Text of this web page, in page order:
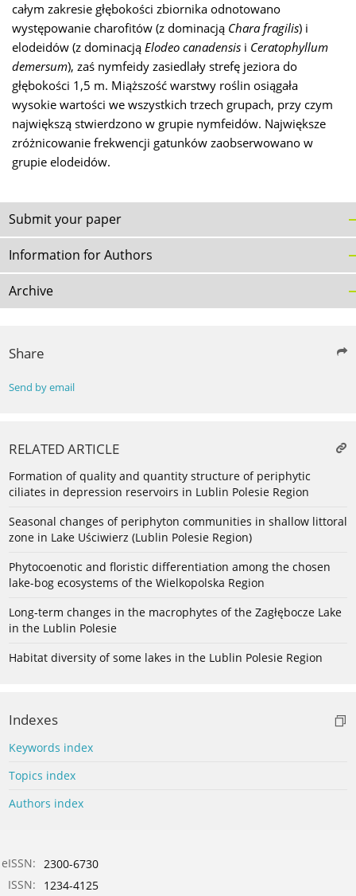
całym zakresie głębokości zbiornika odnotowano
występowanie charofitów (z dominacją Chara fragilis) i
elodeidów (z dominacjąElodeo canadensis i Ceratophyllum
demersum), zaś nymfeidy zasiedlały strefę jeziora do
głębokości 1,5 m. Miąższość warstwy roślin osiągała
wysokie wartości we wszystkich trzech grupach, przy czym
największą stwierdzono w grupie nymfeidów. Największe
zróżnicowanie frekwencji gatunków zaobserwowano w
grupie elodeidów.
Submit your paper
Information for Authors
Archive
Share
Send by email
RELATED ARTICLE
Formation of quality and quantity structure of periphytic
ciliates in depression reservoirs in Lublin Polesie Region
Seasonal changes of periphyton communities in shallow littoral
zone in Lake Uściwierz (Lublin Polesie Region)
Phytocoenotic and floristic differentiation among the chosen
lake-bog ecosystems of the Wielkopolska Region
Long-term changes in the macrophytes of the Zagłębocze Lake
in the Lublin Polesie
Habitat diversity of some lakes in the Lublin Polesie Region
Indexes
Keywords index
Topics index
Authors index
eISSN: 2300-6730
ISSN:
1234-4125